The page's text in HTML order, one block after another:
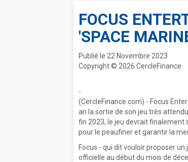
FOCUS
'SPACE
Publié le 22 Novembre 2023
Copyright © 2026 CercleFinance
-
(CercleFinance.com) - Focus
an la sortie de son jeu très
fin 2023, le jeu devrait finalement
pour le peaufiner et garantir la
Focus - qui dit vouloir proposer
officielle au début du mois de